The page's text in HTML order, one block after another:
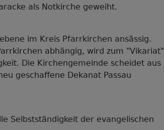
als Notkirche geweiht.
im Kreis Pfarrkirchen ansässig.
abhängig, wird zum "Vikariat"
Die Kirchengemeinde scheidet aus
geschaffene Dekanat Passau
Selbstständigkeit der evangelischen